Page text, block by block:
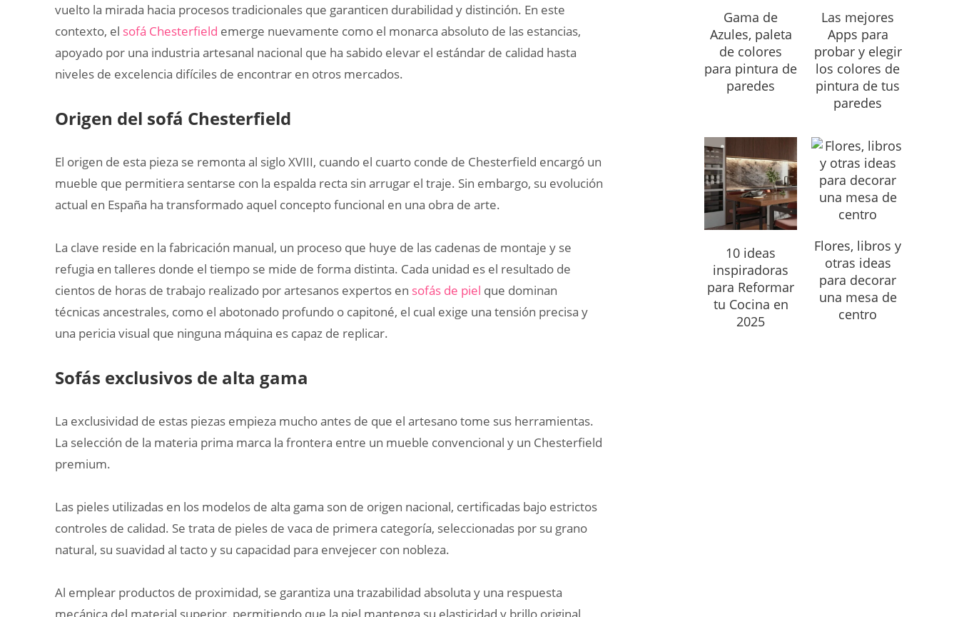
vuelto la mirada hacia procesos tradicionales que garanticen durabilidad y distinción. En este
contexto, el sofá Chesterfield emerge nuevamente como el monarca absoluto de las estancias,
apoyado por una industria artesanal nacional que ha sabido elevar el estándar de calidad hasta
niveles de excelencia difíciles de encontrar en otros mercados.
Origen del sofá Chesterfield
El origen de esta pieza se remonta al siglo XVIII, cuando el cuarto conde de Chesterfield encargó un
mueble que permitiera sentarse con la espalda recta sin arrugar el traje. Sin embargo, su evolución
actual en España ha transformado aquel concepto funcional en una obra de arte.
La clave reside en la fabricación manual, un proceso que huye de las cadenas de montaje y se
refugia en talleres donde el tiempo se mide de forma distinta. Cada unidad es el resultado de
cientos de horas de trabajo realizado por artesanos expertos en sofás de piel que dominan
técnicas ancestrales, como el abotonado profundo o capitoné, el cual exige una tensión precisa y
una pericia visual que ninguna máquina es capaz de replicar.
Sofás exclusivos de alta gama
La exclusividad de estas piezas empieza mucho antes de que el artesano tome sus herramientas.
La selección de la materia prima marca la frontera entre un mueble convencional y un Chesterfield
premium.
Las pieles utilizadas en los modelos de alta gama son de origen nacional, certificadas bajo estrictos
controles de calidad. Se trata de pieles de vaca de primera categoría, seleccionadas por su grano
natural, su suavidad al tacto y su capacidad para envejecer con nobleza.
Al emplear productos de proximidad, se garantiza una trazabilidad absoluta y una respuesta
mecánica del material superior, permitiendo que la piel mantenga su elasticidad y brillo original
Gama de
Azules, paleta
de colores
para pintura de
paredes
Las mejores
Apps para
probar y elegir
los colores de
pintura de tus
paredes
10 ideas
inspiradoras
para Reformar
tu Cocina en
2025
Flores, libros y
otras ideas
para decorar
una mesa de
centro